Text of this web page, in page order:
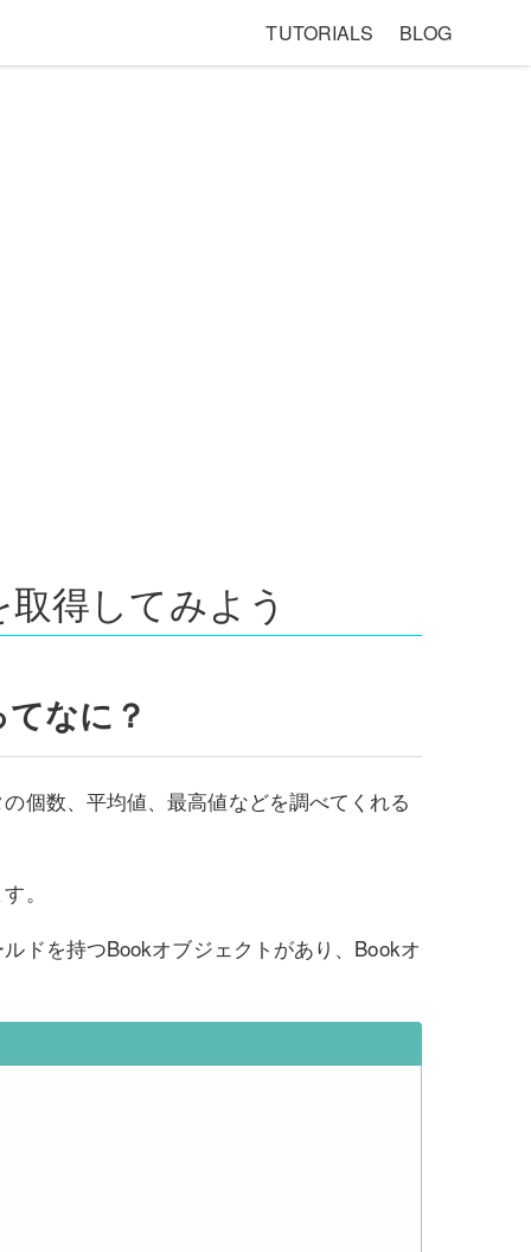
TUTORIALS BLOG
得してみよう
なに？
個数、平均値、最高値などを調べてくれる
。
ドを持つBookオブジェクトがあり、Bookオ